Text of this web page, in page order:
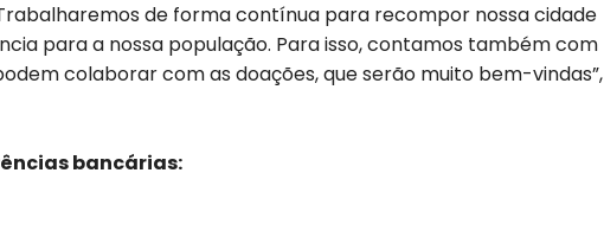
de forma contínua para recompor nossa cidade
para a nossa população. Para isso, contamos também com
colaborar com as doações, que serão muito bem-vindas”,
bancárias: